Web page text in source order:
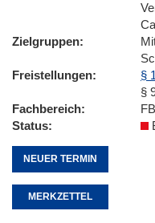
Zielgruppen
Freistellungen
§
§
Fachbereich
Status
NEUER TERMIN
MERKZETTEL